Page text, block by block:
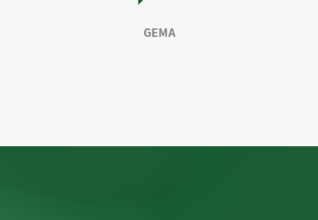
GEMA